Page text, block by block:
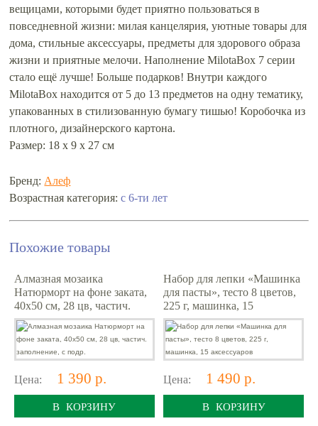
вещицами, которыми будет приятно пользоваться в
повседневной жизни: милая канцелярия, уютные товары для
дома, стильные аксессуары, предметы для здорового образа
жизни и приятные мелочи. Наполнение MilotaBox 7 серии
стало ещё лучше! Больше подарков! Внутри каждого
MilotaBox находится от 5 до 13 предметов на одну тематику,
упакованных в стилизованную бумагу тишью! Коробочка из
плотного, дизайнерского картона.
Размер: 18 х 9 х 27 см
Бренд: Алеф
Возрастная категория:с 6-ти лет
Похожие товары
Алмазная мозаика
Натюрморт на фоне заката,
40х50 см, 28 цв, частич.
заполнение, с подр.
Цена: 1 390 р.
В КОРЗИНУ
Набор для лепки «Машинка
для пасты», тесто 8 цветов,
225 г, машинка, 15
аксессуаров
Цена: 1 490 р.
В КОРЗИНУ